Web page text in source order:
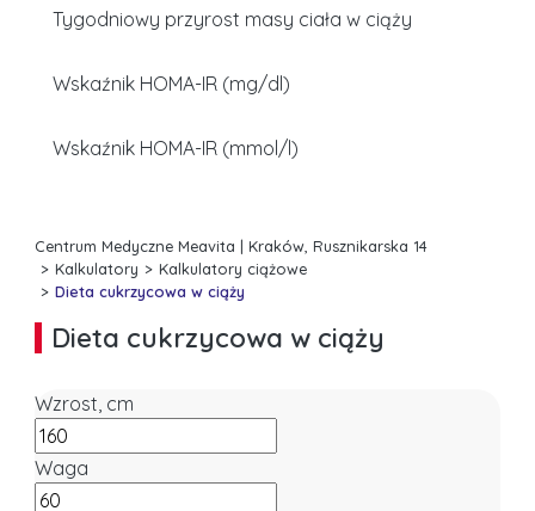
Tygodniowy przyrost masy ciała w ciąży
Wskaźnik HOMA-IR (mg/dl)
Wskaźnik HOMA-IR (mmol/l)
Centrum Medyczne Meavita | Kraków, Rusznikarska 14
Kalkulatory
Kalkulatory ciążowe
Dieta cukrzycowa w ciąży
Dieta cukrzycowa w ciąży
Wzrost, cm
Waga